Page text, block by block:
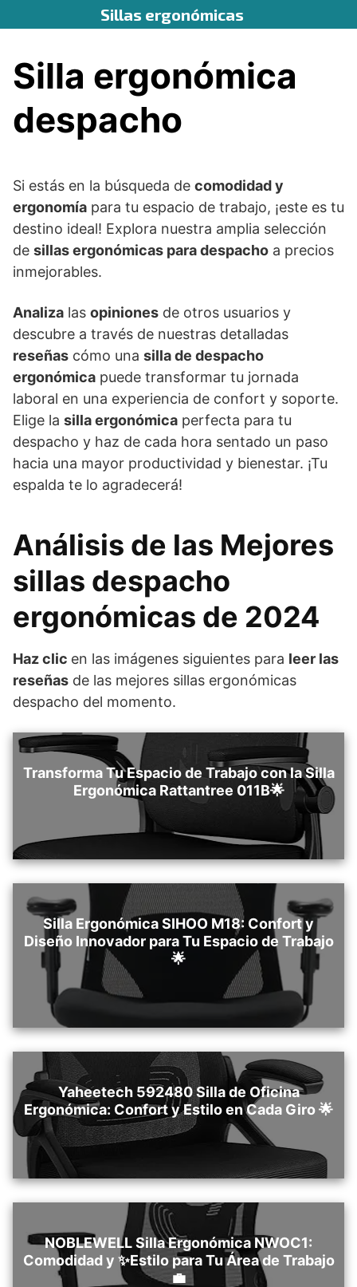
al
Sillas ergonómicas
Silla ergonómica
despacho
Si estás en la búsqueda de comodidad y
ergonomía para tu espacio de trabajo, ¡este es tu
destino ideal! Explora nuestra amplia selección
de sillas ergonómicas para despacho a precios
inmejorables.
Analiza las opiniones de otros usuarios y
descubre a través de nuestras detalladas
reseñas cómo una silla de despacho
ergonómica puede transformar tu jornada
laboral en una experiencia de confort y soporte.
Elige la silla ergonómica perfecta para tu
despacho y haz de cada hora sentado un paso
hacia una mayor productividad y bienestar. ¡Tu
espalda te lo agradecerá!
Análisis de las Mejores
sillas despacho
ergonómicas de 2024
Haz clic en las imágenes siguientes para leer las
reseñas de las mejores sillas ergonómicas
despacho del momento.
Transforma Tu Espacio de Trabajo con la Silla
Ergonómica Rattantree ‎011B🌟
Silla Ergonómica SIHOO M18: Confort y
Diseño Innovador para Tu Espacio de Trabajo
🌟
Yaheetech ‎592480 Silla de Oficina
Ergonómica: Confort y Estilo en Cada Giro 🌟
NOBLEWELL Silla Ergonómica NWOC1:
Comodidad y ✨Estilo para Tu Área de Trabajo
💼